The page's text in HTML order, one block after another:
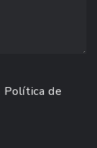
Política de